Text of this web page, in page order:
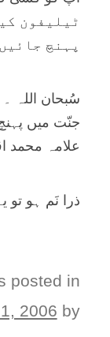
ٹيليفون
پہنچ جائيں
سُبحان اللہ
جنّت ميں
علامہ محمد
ذرا نَم ہو
posted in
2006 by